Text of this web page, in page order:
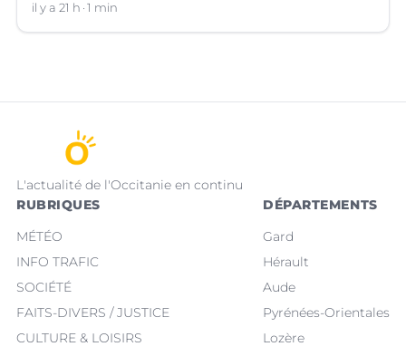
de sa maison qui avait pris feu à Cazouls-lès-Béziers
(Hérault).
il y a 21 h 1 min
L'actualité de l'Occitanie en continu
RUBRIQUES
MÉTÉO
INFO TRAFIC
SOCIÉTÉ
FAITS-DIVERS / JUSTICE
CULTURE & LOISIRS
DÉPARTEMENTS
Gard
Hérault
Aude
Pyrénées-Orientales
Lozère